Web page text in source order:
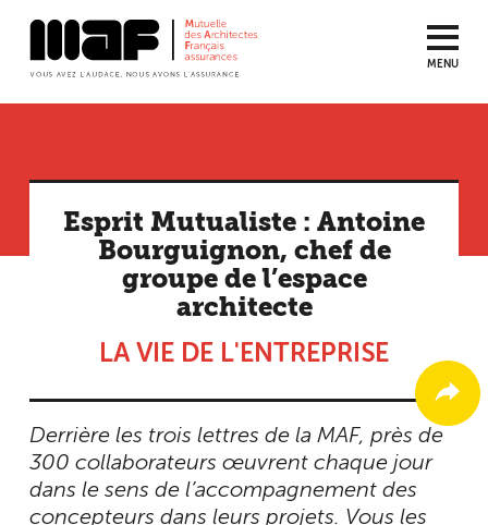
MENU
Esprit Mutualiste : Antoine
Bourguignon, chef de
groupe de l’espace
architecte
LA VIE DE L'ENTREPRISE
Derrière les trois lettres de la MAF, près de
300 collaborateurs œuvrent chaque jour
dans le sens de l’accompagnement des
concepteurs dans leurs projets. Vous les